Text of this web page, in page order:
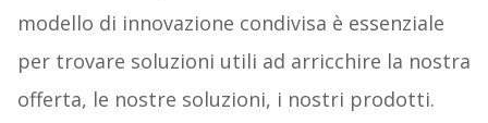
modello di innovazione condivisa è essenziale
per trovare soluzioni utili ad arricchire la nostra
offerta, le nostre soluzioni, i nostri prodotti.